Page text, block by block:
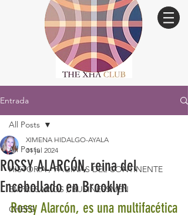
Entrada
All Posts
HISTORIA / PÁGINAS DEL CONTINENTE
EMPRESARIOS / BUSINESSMEN
CHEFS
All Posts
ROSSY ALARCÓN, reina del
Encebollado en Brooklyn
XIMENA HIDALGO-AYALA
31 jul 2024
Rossy Alarcón, es una multifacética